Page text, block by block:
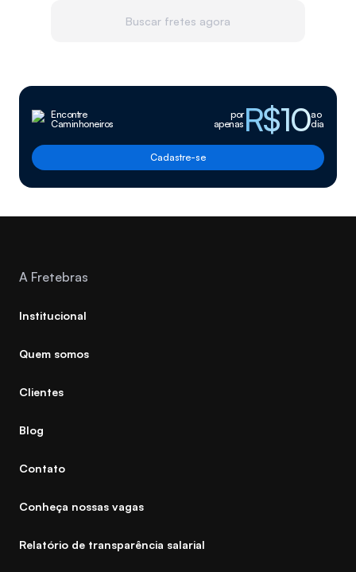
Buscar fretes agora
Encontre
Caminhoneiros
por
apenasR$10ao
dia
Cadastre-se
A Fretebras
Institucional
Quem somos
Clientes
Blog
Contato
Conheça nossas vagas
Relatório de transparência salarial